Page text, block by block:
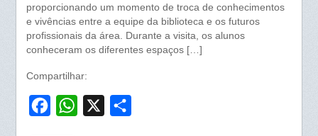
proporcionando um momento de troca de conhecimentos
e vivências entre a equipe da biblioteca e os futuros
profissionais da área. Durante a visita, os alunos
conheceram os diferentes espaços […]
Compartilhar:
W